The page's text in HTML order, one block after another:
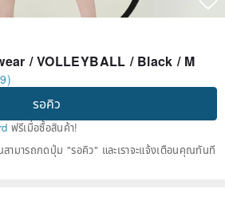
/ VOLLEYBALL / Black / M
รอคิว
ฟรีเมื่อซื้อสินค้า!
มารถกดปุ่ม "รอคิว" และเราจะแจ้งเตือนคุณทันที